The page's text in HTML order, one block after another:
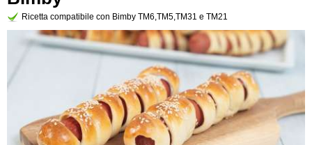
Ricetta compatibile con Bimby TM6,TM5,TM31 e TM21